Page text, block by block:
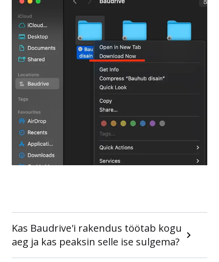
Kas Baudrive'i rakendus töötab kogu
aeg ja kas peaksin selle ise sulgema?